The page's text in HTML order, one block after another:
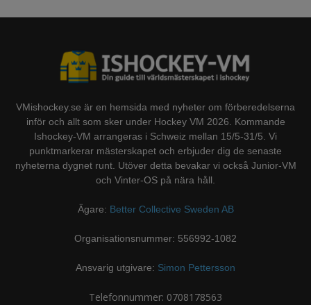
VMishockey.se är en hemsida med nyheter om förberedelserna
inför och allt som sker under Hockey VM 2026. Kommande
Ishockey-VM arrangeras i Schweiz mellan 15/5-31/5. Vi
punktmarkerar mästerskapet och erbjuder dig de senaste
nyheterna dygnet runt. Utöver detta bevakar vi också Junior-VM
och Vinter-OS på nära håll.
Ägare: Better Collective Sweden AB
Organisationsnummer: 556992-1082
Ansvarig utgivare: Simon Pettersson
Telefonnummer: 0708178563